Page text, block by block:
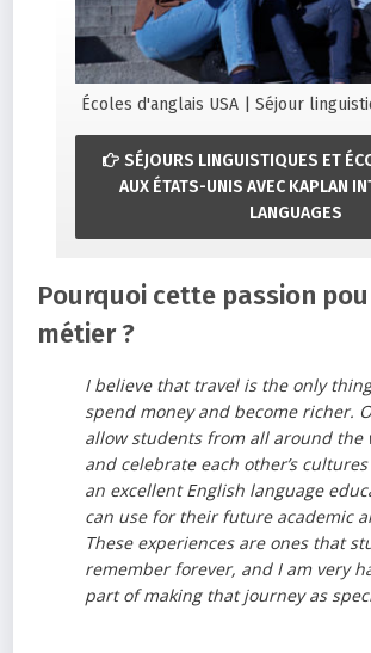
Écoles d'anglais USA | Séjour
SÉJOURS LINGUISTIQUES ET
AUX ÉTATS-UNIS AVEC KAPLAN
LANGUAGES
Pourquoi cette passion
métier ?
I believe that travel is the only
spend money and become richer.
allow students from all around the
and celebrate each other’s
an excellent English language
can use for their future academic
These experiences are ones that
remember forever, and I am very
part of making that journey as